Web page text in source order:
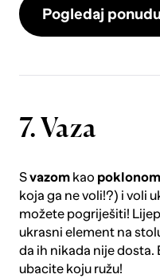
Pogledaj ponudu
7. Vaza
Svazomkao poklonom
koja ga ne voli!?) i voli
možete pogriješiti!
ukrasni element na
da ih nikada nije dosta.
ubacite koju ružu!